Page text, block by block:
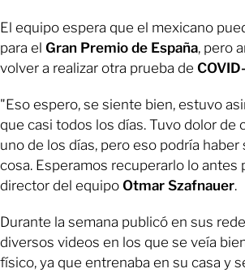
El equipo espera que el mexicano
para el Gran Premio de España, pero
volver a realizar otra prueba de
"Eso espero, se siente bien, estuvo
que casi todos los días. Tuvo dolor de
uno de los días, pero eso podría
cosa. Esperamos recuperarlo lo antes
director del equipo Otmar Szafnauer.
Durante la semana publicó en sus
diversos videos en los que se veía
físico, ya que entrenaba en su casa y